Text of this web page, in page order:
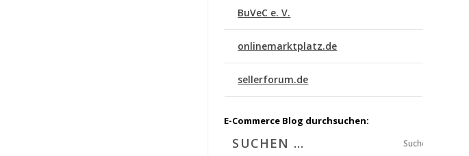
BuVeC e. V.
onlinemarktplatz.de
sellerforum.de
E-Commerce Blog durchsuchen:
Suchen